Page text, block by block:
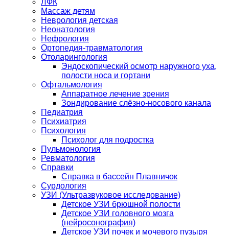
ЛФК
Массаж детям
Неврология детская
Неонатология
Нефрология
Ортопедия-травматология
Отоларингология
Эндоскопический осмотр наружного уха,
полости носа и гортани
Офтальмология
Аппаратное лечение зрения
Зондирование слёзно-носового канала
Педиатрия
Психиатрия
Психология
Психолог для подростка
Пульмонология
Ревматология
Справки
Справка в бассейн Плавничок
Сурдология
УЗИ (Ультразвуковое исследование)
Детское УЗИ брюшной полости
Детское УЗИ головного мозга
(нейросонография)
Детское УЗИ почек и мочевого пузыря